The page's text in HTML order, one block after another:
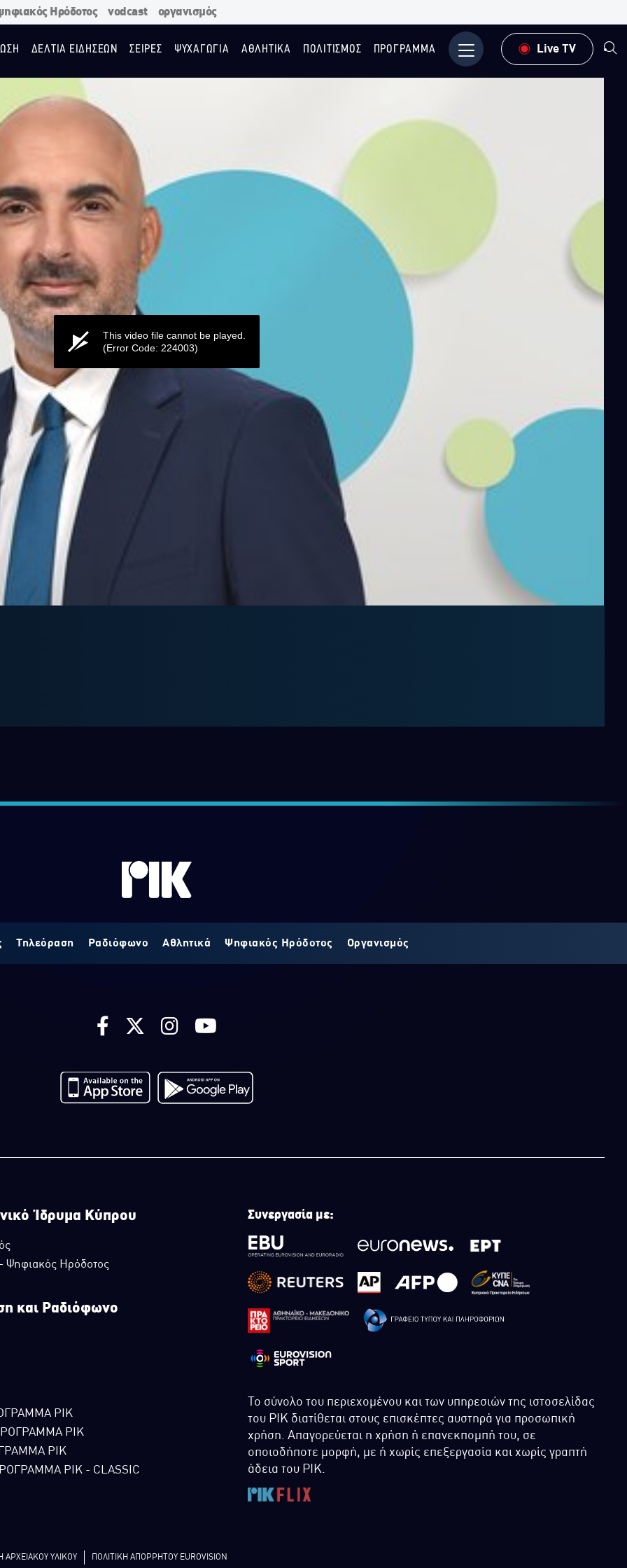
Ηρόδοτος vodcast οργανισμός
ΔΕΛΤΙΑ ΕΙΔΗΣΕΩΝ ΣΕΙΡΕΣ ΨΥΧΑΓΩΓΙΑ ΑΘΛΗΤΙΚΑ ΠΟΛΙΤΙΣΜΟΣ ΠΡΟΓΡΑΜΜΑ Μενού Live TV
This video file cannot be played.
(Error Code: 224003)
Τηλεόραση Ραδιόφωνο Αθλητικά Ψηφιακός Ηρόδοτος Οργανισμός
Ίδρυμα Κύπρου
Ψηφιακός Ηρόδοτος
και Ραδιόφωνο
ΡΙΚ
ΡΙΚ
ΡΙΚ
ΡΙΚ - CLASSIC
Συνεργασία με:
Το σύνολο του περιεχομένου και των υπηρεσιών της ιστοσελίδας
του ΡΙΚ διατίθεται στους επισκέπτες αυστηρά για προσωπική
χρήση. Απαγορεύεται η χρήση ή επανεκπομπή του, σε
οποιοδήποτε μορφή, με ή χωρίς επεξεργασία και χωρίς γραπτή
άδεια του ΡΙΚ.
ΑΡΧΕΙΑΚΟΥ ΥΛΙΚΟΥ ΠΟΛΙΤΙΚΗ ΑΠΟΡΡΗΤΟΥ EUROVISION